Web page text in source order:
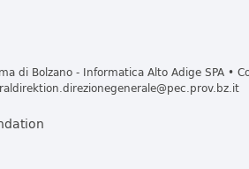
di Bolzano - Informatica Alto Adige SPA •